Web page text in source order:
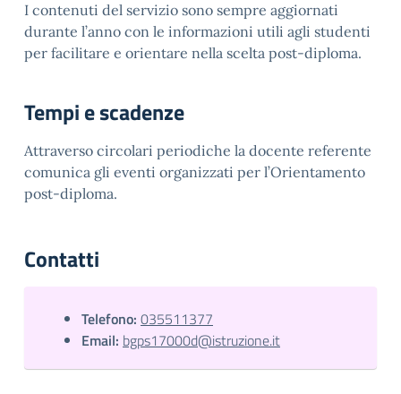
I contenuti del servizio sono sempre aggiornati
durante l’anno con le informazioni utili agli studenti
per facilitare e orientare nella scelta post-diploma.
Tempi e scadenze
Attraverso circolari periodiche la docente referente
comunica gli eventi organizzati per l’Orientamento
post-diploma.
Contatti
Telefono: 035511377
Email: bgps17000d@istruzione.it